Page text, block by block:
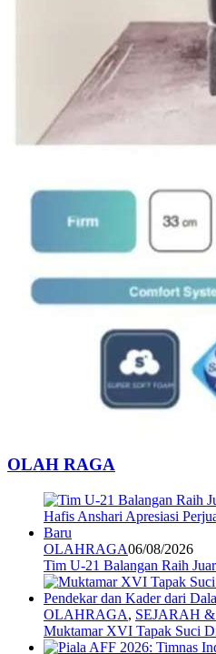
OLAH RAGA
OLAHRAGA06/08/2026
Tim U-21 Balangan Raih
OLAHRAGA, SEJARAH
Muktamar XVI Tapak Suci